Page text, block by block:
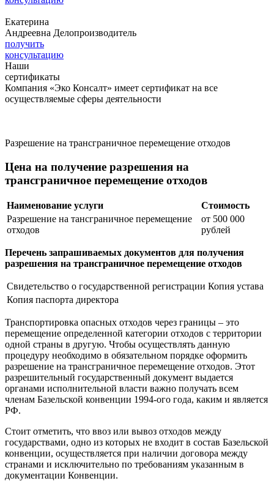
Екатерина
Андреевна Делопроизводитель
получить
консультацию
Наши
сертификаты
Компания «Эко Консалт» имеет сертификат на все
осуществляемые сферы деятельности
Разрешение на трансграничное перемещение отходов
Цена на получение разрешения на
трансграничное перемещение отходов
Наименование услуги
Стоимость
Разрешение на тансграничное перемещение
отходов
от 500 000
рублей
Перечень запрашиваемых документов для получения
разрешения на трансграничное перемещение отходов
Свидетельство о государственной регистрации Копия устава
Копия паспорта директора
Транспортировка опасных отходов через границы – это
перемещение определенной категории отходов с территории
одной страны в другую. Чтобы осуществлять данную
процедуру необходимо в обязательном порядке оформить
разрешение на трансграничное перемещение отходов. Этот
разрешительный государственный документ выдается
органами исполнительной власти важно получать всем
членам Базельской конвенции 1994-ого года, каким и является
РФ.
Стоит отметить, что ввоз или вывоз отходов между
государствами, одно из которых не входит в состав Базельской
конвенции, осуществляется при наличии договора между
странами и исключительно по требованиям указанным в
документации Конвенции.